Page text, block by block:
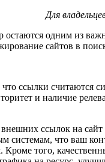
Для
остаются одним из
сайтов в
что ссылки считаются
и наличие
ссылок на сайт
системам, что ваш
Кроме того,